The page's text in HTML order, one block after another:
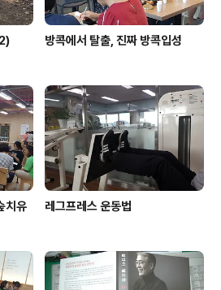
방콕에서 탈출, 진짜 방콕입성
치유
레그프레스 운동법